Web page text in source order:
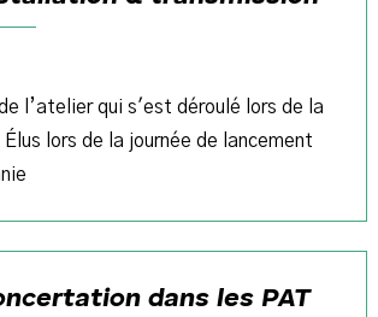
l’atelier qui s'est déroulé lors de la
lors de la journée de lancement
dans les PAT